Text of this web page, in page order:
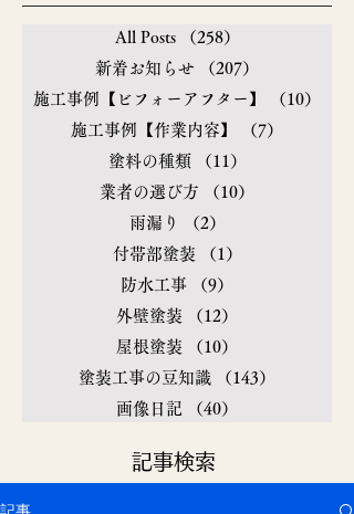
All Posts （258）
新着お知らせ
（207）
施工事例【ビフォーアフター】
（10）
施工事例【作業内容】
（7）
塗料の種類
（11）
業者の選び方
（10）
雨漏り
（2）
付帯部塗装
（1）
防水工事
（9）
外壁塗装
（12）
屋根塗装
（10）
塗装工事の豆知識
（143）
画像日記
（40）
​記事検索
記事